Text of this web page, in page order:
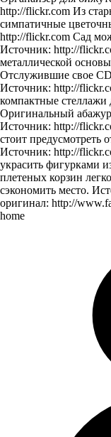
http://flickr.com Из
симпатичные
http://flickr.com Сад
Источник: http://
металлической
Отслужившие свое CD
Источник: http://
компактные
Оригинальный
Источник: http://
стоит предусмотреть
Источник: http://
украсить фигурками
плетеных корзин
сэкономить место.
оригинал: http://
home